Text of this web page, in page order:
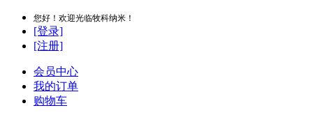
您好！欢迎光临牧科纳米！
[登录]
[注册]
会员中心
我的订单
购物车